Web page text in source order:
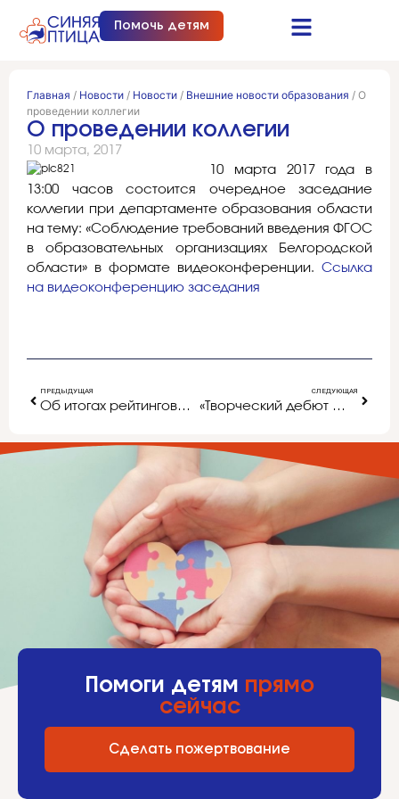
Помочь детям
Главная / Новости / Новости / Внешние новости образования / О
проведении коллегии
О проведении коллегии
10 марта, 2017
10 марта 2017 года в
13:00 часов состоится очередное заседание
коллегии при департаменте образования области
на тему: «Соблюдение требований введения ФГОС
в образовательных организациях Белгородской
области» в формате видеоконференции. Ссылка
на видеоконференцию заседания
ПРЕДЫДУЩАЯ
Об итогах рейтингования образовательных организаций, реализующих программы дошкольного образования, в 2016 году
СЛЕДУЮЩАЯ
«Творческий дебют — 2017
Помоги детям прямо
сейчас
Сделать пожертвование